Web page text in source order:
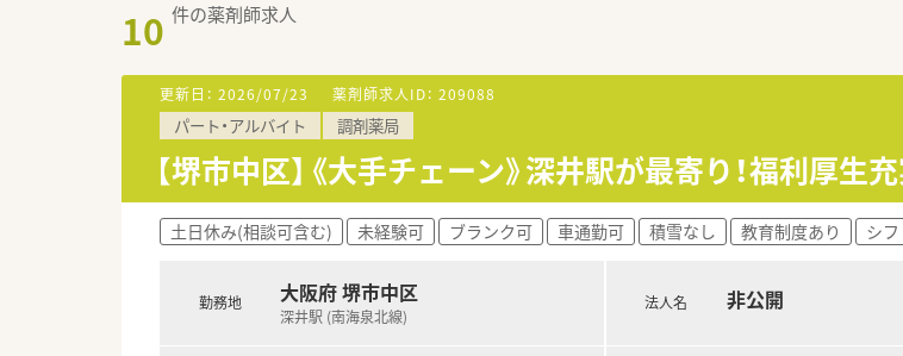
10 件の薬剤師求人
更新日： 2026/07/23 薬剤師求人ID： 209088
パート・アルバイト 調剤薬局
【堺市中区】《大手チェーン》深井駅が最寄り！福利厚
土日休み(相談可含む) 未経験可 ブランク可 車通勤可 積雪なし 教育制度あり シ
勤務地 大阪府 堺市中区
深井駅 (南海泉北線)
法人名 非公開